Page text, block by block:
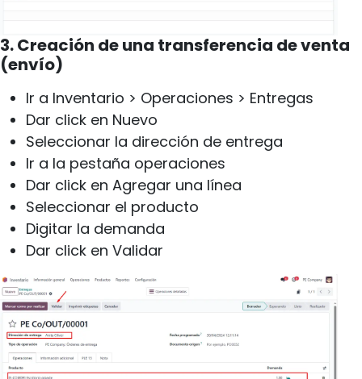
3. Creación de una transferencia de venta
(envío)
Ir a Inventario > Operaciones > Entregas
Dar click en Nuevo
Seleccionar la dirección de entrega
Ir a la pestaña operaciones
Dar click en Agregar una línea
Seleccionar el producto
Digitar la demanda
Dar click en Validar